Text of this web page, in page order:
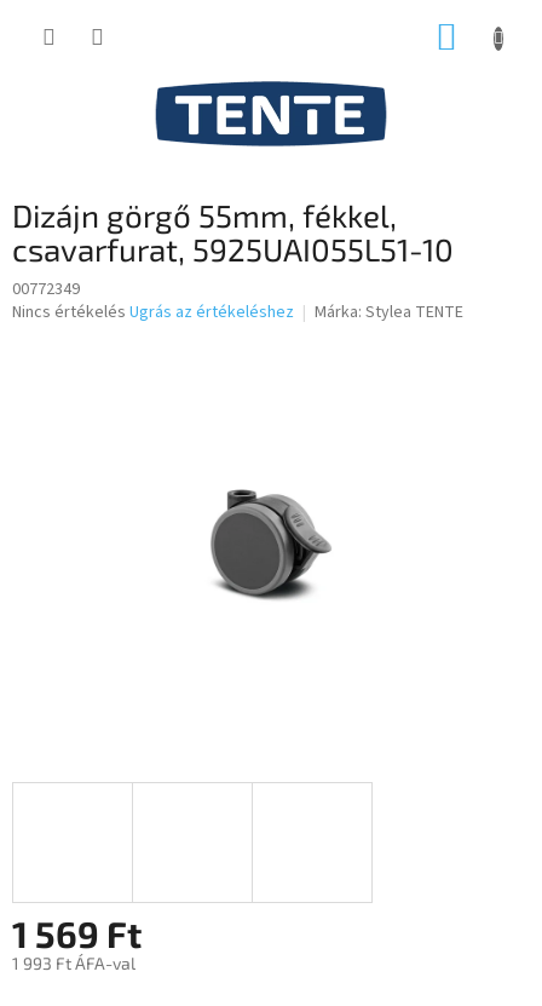
KOSÁR
Dizájn görgő 55mm, fékkel,
csavarfurat, 5925UAI055L51-10
00772349
A
Nincs értékelés Ugrás az értékeléshez Márka: Stylea TENTE
1 569 Ft
1 993 Ft ÁFA-val